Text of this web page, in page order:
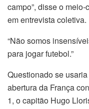
campo”, disse o
em entrevista coletiva.
“Não somos
para jogar futebol.”
Questionado se
abertura da França
1, o capitão Hugo